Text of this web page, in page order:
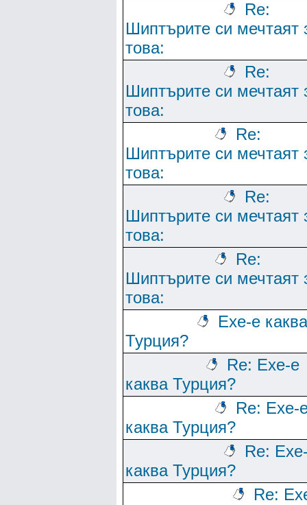
Re:
Шиптърите си мечтаят
това:
Re:
Шиптърите си мечтаят
това:
Re:
Шиптърите си мечтаят
това:
Re:
Шиптърите си мечтаят
това:
Re:
Шиптърите си мечтаят
това:
Ехе-е каква
Турция?
Re: Ехе-е
каква Турция?
Re: Ехе-
каква Турция?
Re:
каква Турция?
Re: